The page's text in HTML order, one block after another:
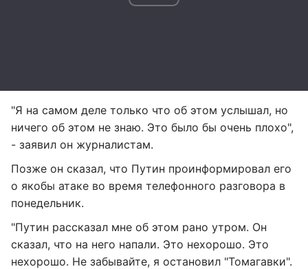
"Я на самом деле только что об этом услышал, но
ничего об этом не знаю. Это было бы очень плохо",
- заявил он журналистам.
Позже он сказал, что Путин проинформировал его
о якобы атаке во время телефонного разговора в
понедельник.
"Путин рассказал мне об этом рано утром. Он
сказал, что на него напали. Это нехорошо. Это
нехорошо. Не забывайте, я остановил "Томагавки".